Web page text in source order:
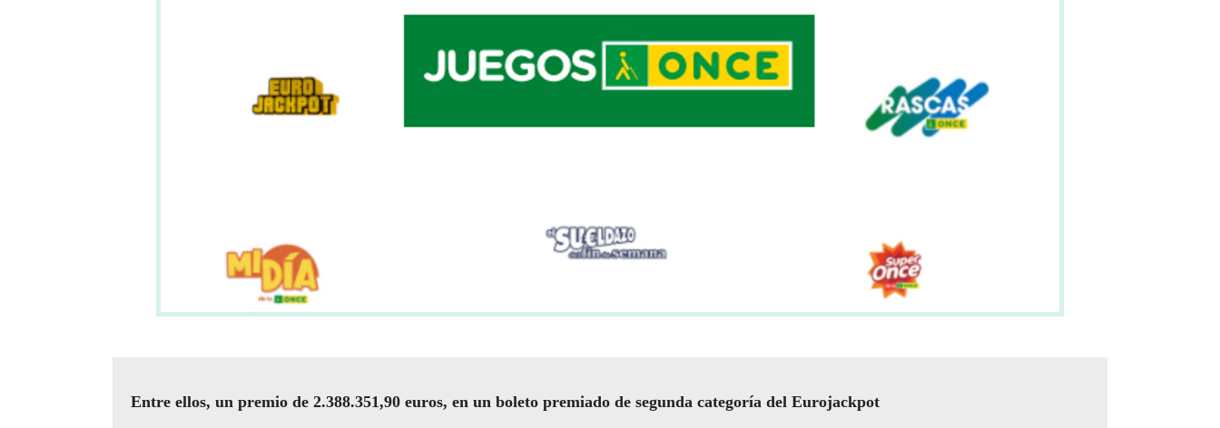
Entre ellos, un premio de 2.388.351,90 euros, en un boleto premiado de segunda categoría del Eurojackpot